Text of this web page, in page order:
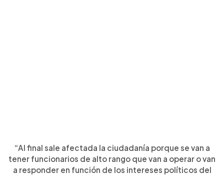
“Al final sale afectada la ciudadanía porque se van a
tener funcionarios de alto rango que van a operar o van
a responder en función de los intereses políticos del